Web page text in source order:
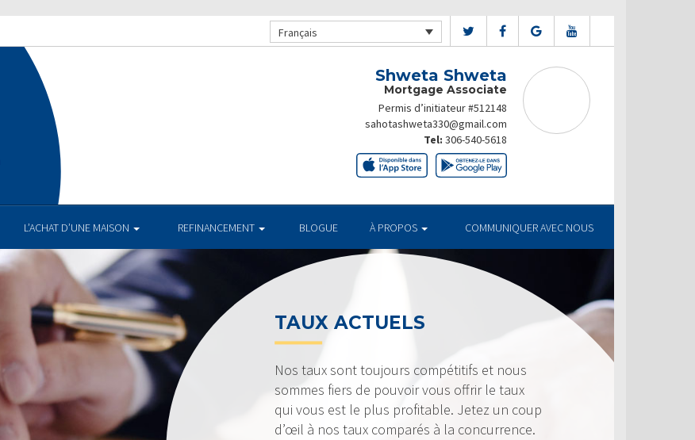
Français
Shweta Shweta
Mortgage Associate
Permis d’initiateur #512148
sahotashweta330@gmail.com
Tel: 306-540-5618
L’ACHAT D’UNE MAISON REFINANCEMENT BLOGUE À PROPOS COMMUNIQUER AVEC NOUS
TAUX ACTUELS
Nos taux sont toujours compétitifs et nous
sommes fiers de pouvoir vous offrir le taux
qui vous est le plus profitable. Jetez un coup
d’œil à nos taux comparés à la concurrence.